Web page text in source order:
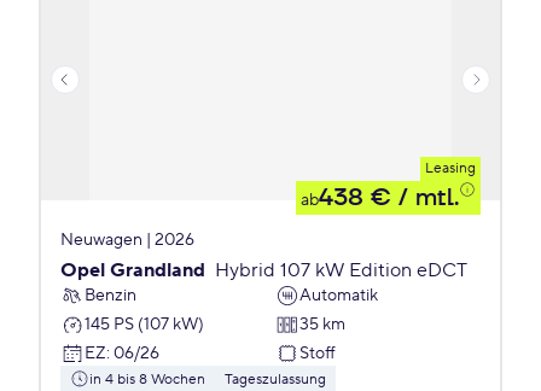
Leasing
ab438 € / mtl.
Neuwagen | 2026
Opel Grandland Hybrid 107 kW Edition eDCT
Benzin
Automatik
145 PS (107 kW)
35 km
EZ: 06/26 Stoff
in 4 bis 8 Wochen
Tageszulassung